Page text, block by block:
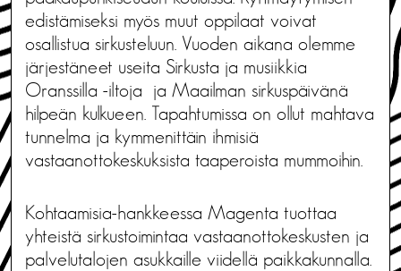
edistämiseksi myös muut oppilaat voivat
osallistua sirkusteluun. Vuoden aikana olemme
järjestäneet useita Sirkusta ja musiikkia
Oranssilla -iltoja ja Maailman sirkuspäivänä
hilpeän kulkueen. Tapahtumissa on ollut mahtava
tunnelma ja kymmenittäin ihmisiä
vastaanottokeskuksista taaperoista mummoihin.
Kohtaamisia-hankkeessa Magenta tuottaa
yhteistä sirkustoimintaa vastaanottokeskusten ja
palvelutalojen asukkaille viidellä paikkakunnalla.